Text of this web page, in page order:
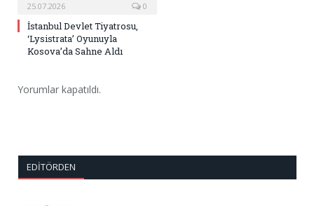
25.07.2026 0
İstanbul Devlet Tiyatrosu,
‘Lysistrata’ Oyunuyla
Kosova’da Sahne Aldı
Yorumlar kapatıldı.
EDITÖRDEN